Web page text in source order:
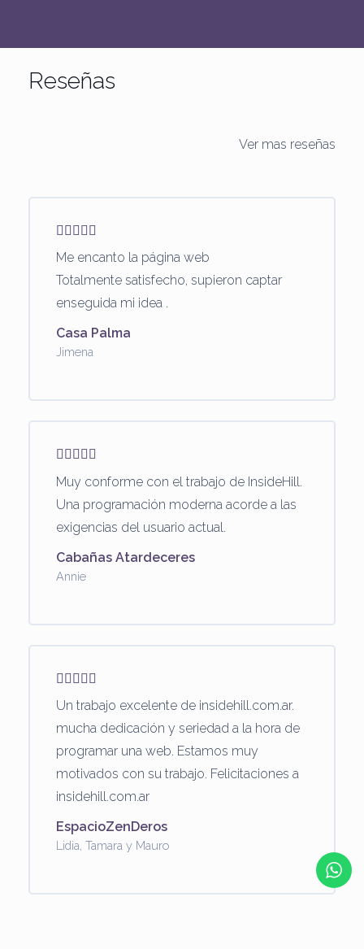
Reseñas
Ver mas reseñas
Me encanto la página web
Totalmente satisfecho, supieron captar
enseguida mi idea .
Casa Palma
Jimena
Muy conforme con el trabajo de InsideHill.
Una programación moderna acorde a las
exigencias del usuario actual.
Cabañas Atardeceres
Annie
Un trabajo excelente de insidehill.com.ar.
mucha dedicación y seriedad a la hora de
programar una web. Estamos muy
motivados con su trabajo. Felicitaciones a
insidehill.com.ar
EspacioZenDeros
Lidia, Tamara y Mauro